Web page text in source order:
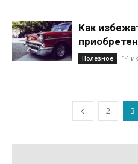
Как
Полезное 14
2 3